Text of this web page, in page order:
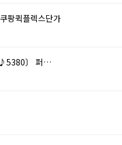
팡퀵플렉스단가
〕 퍼…